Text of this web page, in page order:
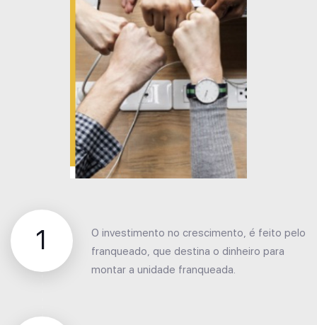
1
O investimento no crescimento, é feito pelo
franqueado, que destina o dinheiro para
montar a unidade franqueada.